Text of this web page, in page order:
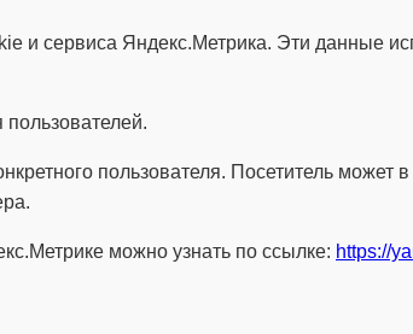
и сервиса Яндекс.Метрика. Эти данные
пользователя. Посетитель может
можно узнать по ссылке: https://